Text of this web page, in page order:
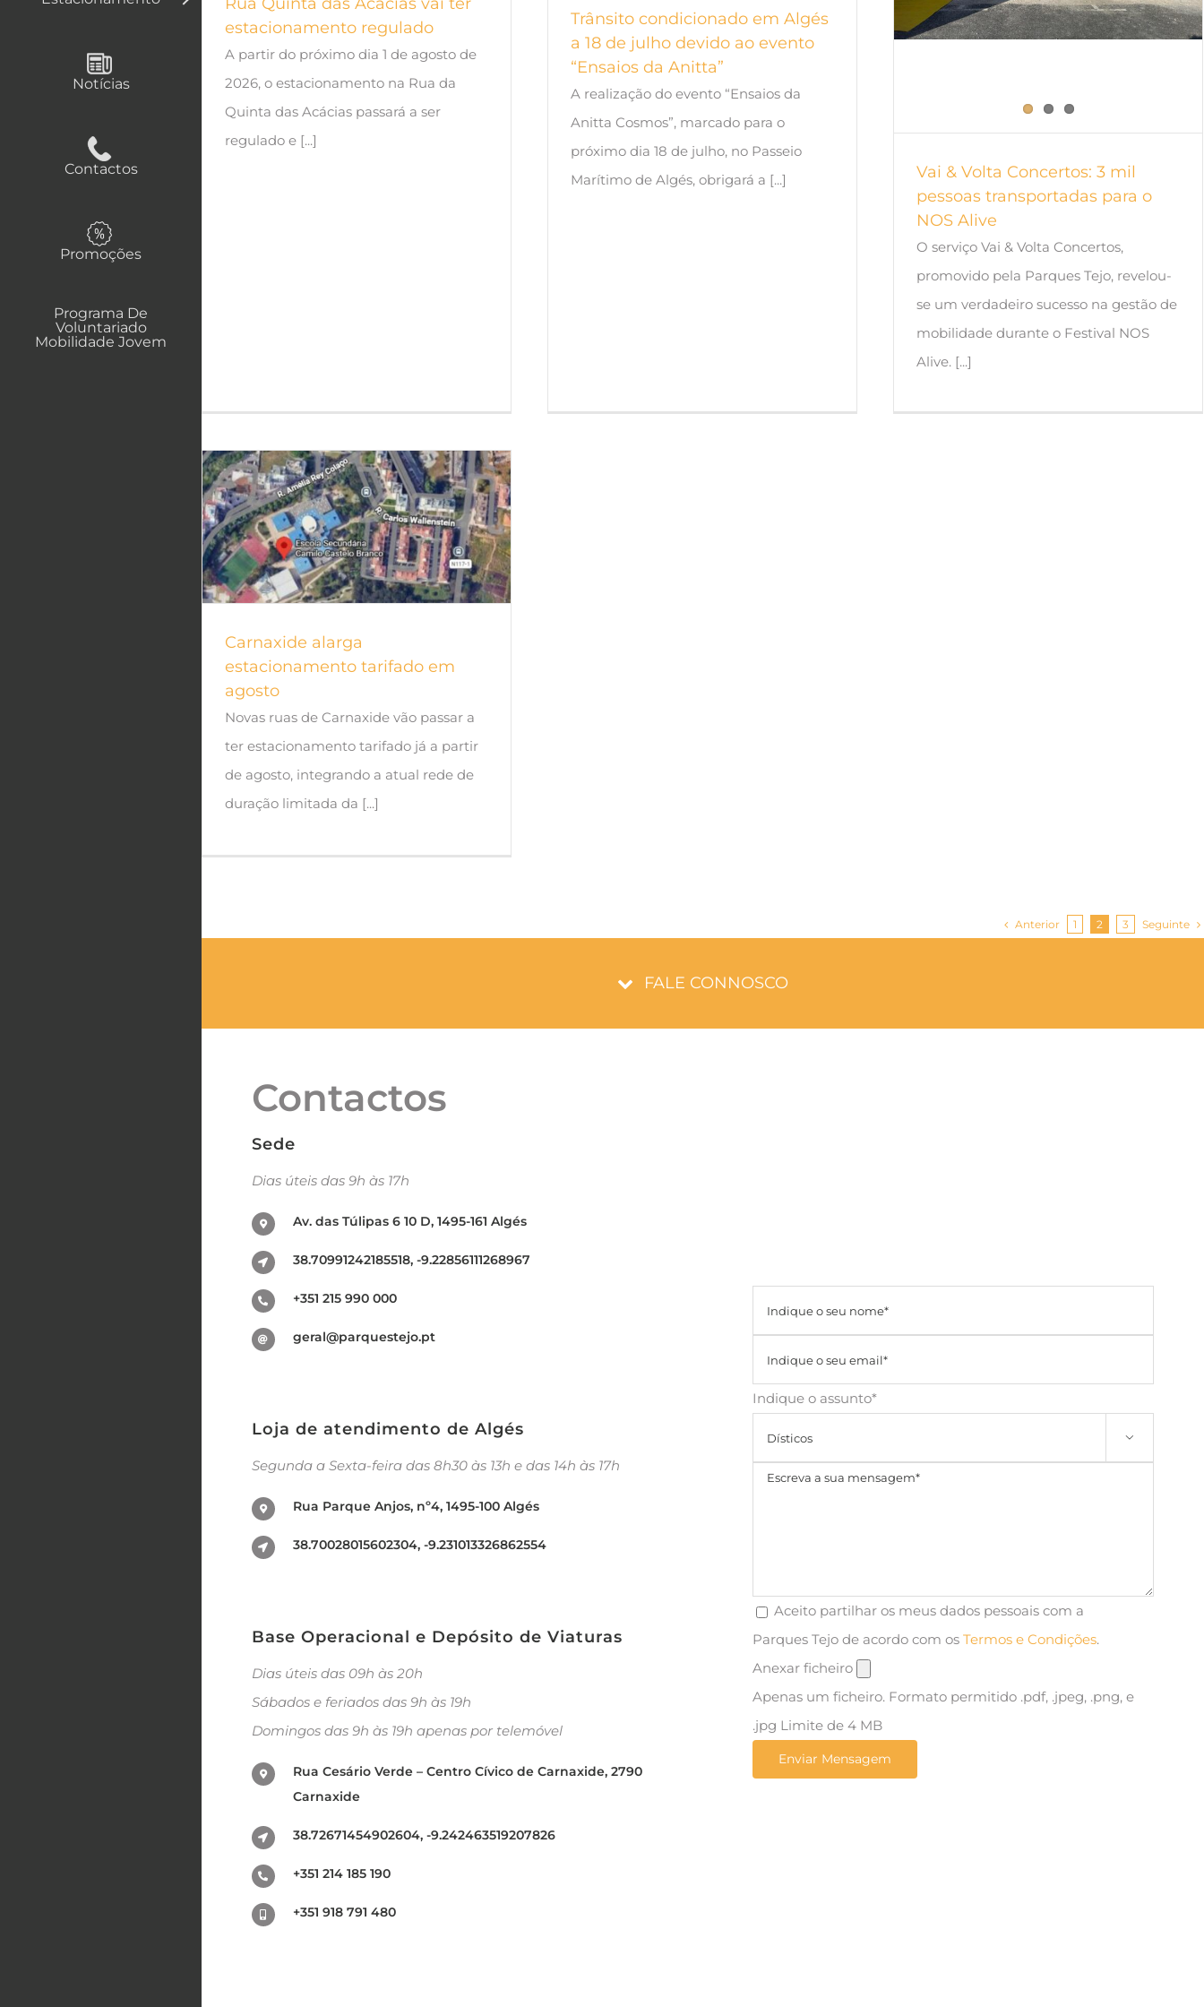
Notícias
Contactos
Promoções
Programa De
Voluntariado
Mobilidade Jovem
estacionamento regulado
A partir do próximo dia 1 de agosto de
2026, o estacionamento na Rua da
Quinta das Acácias passará a ser
regulado e [...]
Trânsito condicionado em Algés
a 18 de julho devido ao evento
“Ensaios da Anitta”
A realização do evento “Ensaios da
Anitta Cosmos”, marcado para o
próximo dia 18 de julho, no Passeio
Marítimo de Algés, obrigará a [...]
Vai & Volta Concertos: 3 mil
pessoas transportadas para o
NOS Alive
O serviço Vai & Volta Concertos,
promovido pela Parques Tejo, revelou-
se um verdadeiro sucesso na gestão de
mobilidade durante o Festival NOS
Alive. [...]
Carnaxide alarga
estacionamento tarifado em
agosto
Novas ruas de Carnaxide vão passar a
ter estacionamento tarifado já a partir
de agosto, integrando a atual rede de
duração limitada da [...]
Anterior 1 2 3 Seguinte
FALE CONNOSCO
Contactos
Sede
Dias úteis das 9h às 17h
Av. das Túlipas 6 10 D, 1495-161 Algés
38.70991242185518, -9.22856111268967
+351 215 990 000
geral@parquestejo.pt
Loja de atendimento de Algés
Segunda a Sexta-feira das 8h30 às 13h e das 14h às 17h
Rua Parque Anjos, nº4, 1495-100 Algés
38.70028015602304, -9.231013326862554
Base Operacional e Depósito de Viaturas
Dias úteis das 09h às 20h
Sábados e feriados das 9h às 19h
Domingos das 9h às 19h apenas por telemóvel
Rua Cesário Verde – Centro Cívico de Carnaxide, 2790
Carnaxide
38.72671454902604, -9.242463519207826
+351 214 185 190
+351 918 791 480
Indique o assunto*

Aceito partilhar os meus dados pessoais com a
Parques Tejo de acordo com osTermos e Condições.
Anexar ficheiro
Apenas um ficheiro. Formato permitido .pdf, .jpeg, .png, e
.jpg Limite de 4 MB